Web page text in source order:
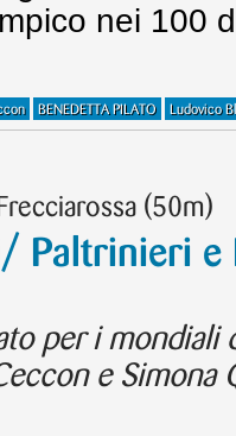
nei 100
BENEDETTA PILATO Ludovico
(50m)
Paltrinieri e
per i
e Simona